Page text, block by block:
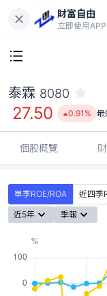
財富自由
立即使用
泰霖 8080
27.50 0.91% 最
個股概覽
單季ROE/ROA
近四季
近5年
季報